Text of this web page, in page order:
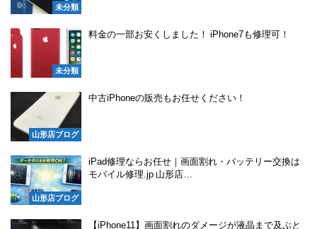
未分類
未分類
料金の一部お安くしました！ iPhone7も修理可！
山形店ブログ
中古iPhoneの販売もお任せください！
山形店ブログ
iPad修理ならお任せ｜画面割れ・バッテリー交換は
モバイル修理.jp 山形店…
【iPhone11】画面割れのダメージが液晶まで及ぶと